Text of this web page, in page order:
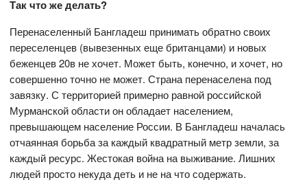
Так что же делать?
Перенаселенный Бангладеш принимать обратно своих
переселенцев (вывезенных еще британцами) и новых
беженцев 20в не хочет. Может быть, конечно, и хочет, но
совершенно точно не может. Страна перенаселена под
завязку. С территорией примерно равной российской
Мурманской области он обладает населением,
превышающем население России. В Бангладеш началась
отчаянная борьба за каждый квадратный метр земли, за
каждый ресурс. Жестокая война на выживание. Лишних
людей просто некуда деть и не на что содержать.